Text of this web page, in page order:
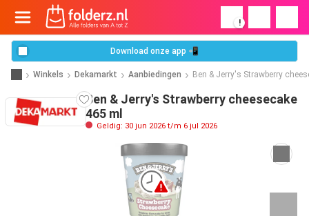
!
Download onze app 📲
Winkels Dekamarkt Aanbiedingen Ben & Jerry's Strawberry
Ben & Jerry's Strawberry cheesecake
465 ml
Geldig: 30 jun 2026 t/m 6 jul 2026